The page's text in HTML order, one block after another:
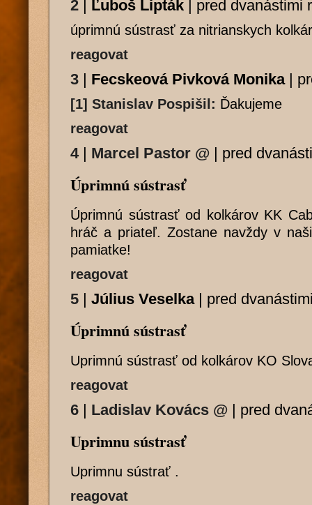
2 | Ľuboš Lipták | pred dvanástimi
úprimnú sústrasť za nitrianskych
reagovat
3 | Fecskeová Pivková Monika|
[1] Stanislav Pospišil: Ďakujeme
reagovat
4| Marcel Pastor @ | pred
Úprimnú sústrasť
Úprimnú sústrasť od kolkárov KK
hráč a priateľ. Zostane navždy v
pamiatke!
reagovat
5 | Július Veselka| pred
Úprimnú sústrasť
Uprimnú sústrasť od kolkárov KO
reagovat
6 | Ladislav Kovács @ | pred
Uprimnu sústrasť
Uprimnu sústrať .
reagovat